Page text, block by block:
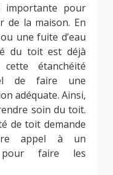
importante pour
de la maison. En
une fuite d’eau
du toit est déjà
étanchéité
de faire une
adéquate. Ainsi,
soin du toit.
de toit demande
appel à un
pour faire les